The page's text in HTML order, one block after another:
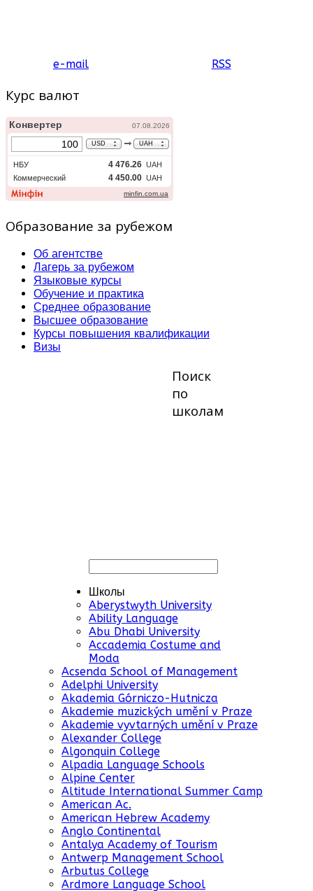
e-mail RSS
Курс валют
Образование за рубежом
Об агентстве
Лагерь за рубежом
Языковые курсы
Обучение и практика
Среднее образование
Высшее образование
Курсы повышения квалификации
Визы
Поиск
по
школам
Школы
Aberystwyth University
Ability Language
Abu Dhabi University
Accademia Costume and
Moda
Acsenda School of Management
Adelphi University
Akademia Górniczo-Hutnicza
Akademie muzických umění v Praze
Akademie vyvtarných umění v Praze
Alexander College
Algonquin College
Alpadia Language Schools
Alpine Center
Altitude International Summer Camp
American Ac.
American Hebrew Academy
Anglo Continental
Antalya Academy of Tourism
Antwerp Management School
Arbutus College
Ardmore Language School